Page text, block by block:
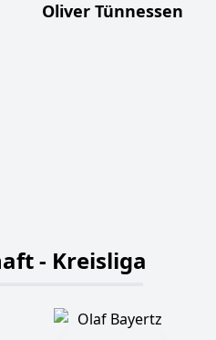
Oliver Tünnessen
- Kreisliga